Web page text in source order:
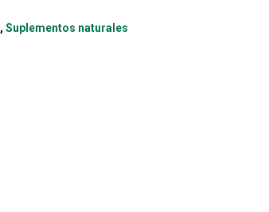
,Suplementos naturales